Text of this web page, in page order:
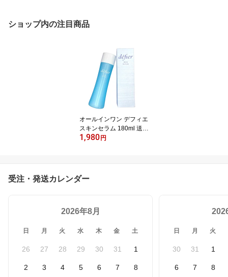
ショップ内の注目商品
オールインワン デフィエ
スキンセラム 180ml 送料
無料
1,980 円
受注・発送カレンダー
2026年8月
日 月 火 水 木 金 土
26 27 28 29 30 31 1
2 3 4 5 6 7 8
日 月 火
30 31 1
6 7 8